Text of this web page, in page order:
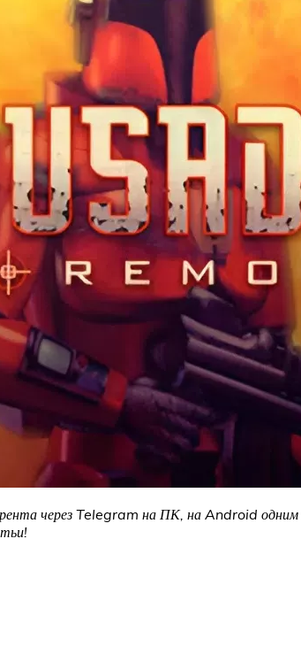
через Telegram на ПК, на Android одним